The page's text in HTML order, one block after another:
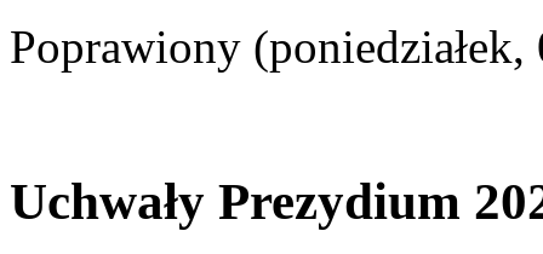
Poprawiony
Uchwały Prezydium